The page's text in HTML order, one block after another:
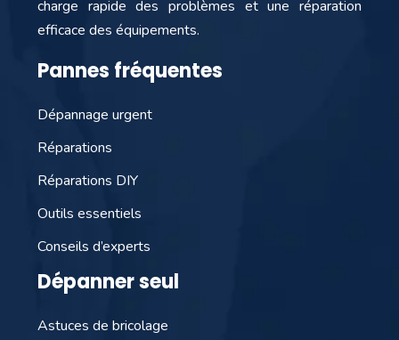
charge rapide des problèmes et une réparation
efficace des équipements.
Pannes fréquentes
Dépannage urgent
Réparations
Réparations DIY
Outils essentiels
Conseils d’experts
Dépanner seul
Astuces de bricolage